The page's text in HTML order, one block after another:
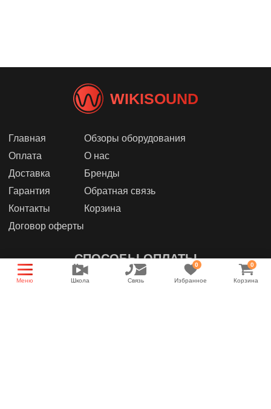
WIKISOUND
Главная
Оплата
Доставка
Гарантия
Контакты
Договор оферты
Обзоры оборудования
О нас
Бренды
Обратная связь
Корзина
СПОСОБЫ ОПЛАТЫ
Меню Школа Связь
0
Избранное
0
Корзина